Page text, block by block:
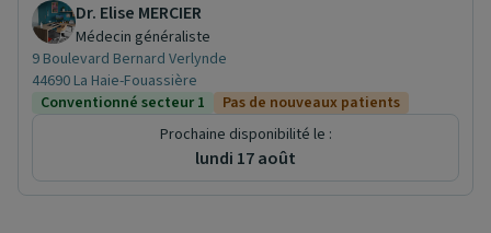
Dr. Elise MERCIER
Médecin généraliste
9 Boulevard Bernard Verlynde
44690 La Haie-Fouassière
Conventionné secteur 1
Pas de nouveaux patients
Prochaine disponibilité le :
lundi 17 août